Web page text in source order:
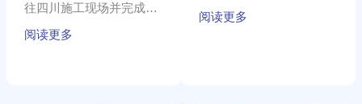
往四川施工现场并完成了
安装调试工作，目前设
阅读更多
中。西安科迅研发制造
阅读更多